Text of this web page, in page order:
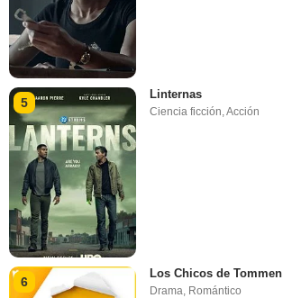
5
Linternas
Ciencia ficción,Acción
6
Los Chicos de Tommen
Drama Romántico